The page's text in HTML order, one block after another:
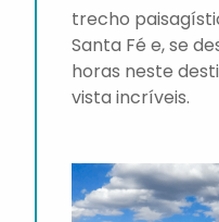
trecho
Santa Fé e, se
horas neste
vista incríveis.